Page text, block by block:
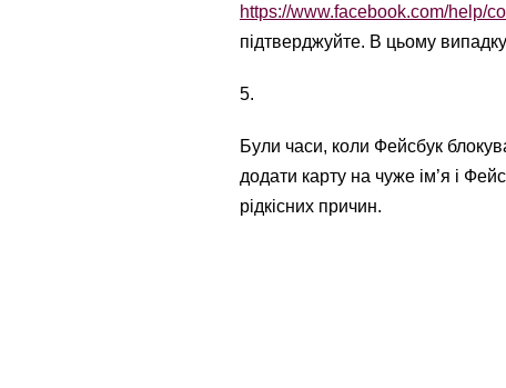
https://www.facebook.com/help/
підтверджуйте. В цьому
5.
Були часи, коли Фейсбук
додати карту на чуже ім’я і
рідкісних причин.